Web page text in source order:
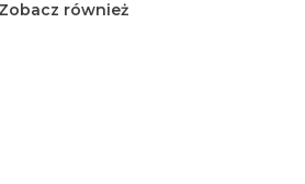
Zobacz również